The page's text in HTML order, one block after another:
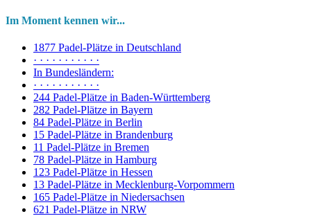
Im Moment kennen wir...
1877 Padel-Plätze in Deutschland
· · · · · · · · · · ·
In Bundesländern:
· · · · · · · · · · ·
244 Padel-Plätze in Baden-Württemberg
282 Padel-Plätze in Bayern
84 Padel-Plätze in Berlin
15 Padel-Plätze in Brandenburg
11 Padel-Plätze in Bremen
78 Padel-Plätze in Hamburg
123 Padel-Plätze in Hessen
13 Padel-Plätze in Mecklenburg-Vorpommern
165 Padel-Plätze in Niedersachsen
621 Padel-Plätze in NRW